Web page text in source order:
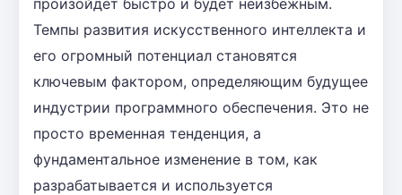
Темпы развития искусственного интеллекта и
его огромный потенциал становятся
ключевым фактором, определяющим будущее
индустрии программного обеспечения. Это не
просто временная тенденция, а
фундаментальное изменение в том, как
разрабатывается и используется